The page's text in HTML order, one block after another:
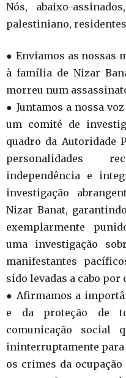
Nós, abaixo-
palestiniano,
● Enviamos as nossas
à família de Nizar
morreu num
● Juntamos a nossa
um comité de
quadro da Autoridade
personalidades
independência e
investigação
Nizar Banat,
exemplarmente
uma investigação
manifestantes
sido levadas a cabo
● Afirmamos a
e da proteção de
comunicação social
ininterruptamente
os crimes da